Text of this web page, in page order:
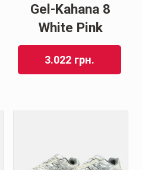
Gel-Kahana 8
White Pink
3.022 грн.